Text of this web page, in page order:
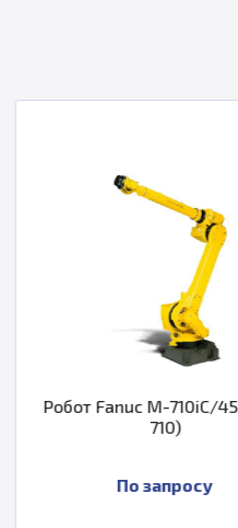
M-710iC/45M (M-